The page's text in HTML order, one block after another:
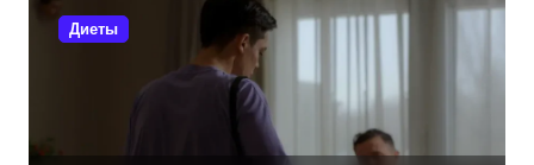
Диеты